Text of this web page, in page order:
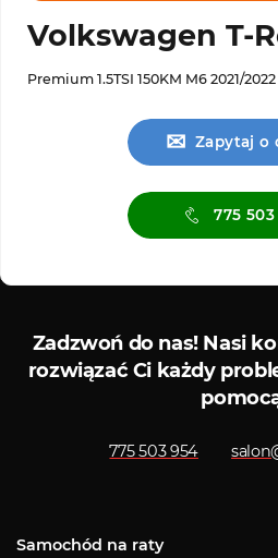
Volkswagen T-
Premium 1.5TSI 150KM M6 2021/
✉ Zapytaj o
775
Zadzwoń do nas!Nasi
rozwiązać Ci każdy
775 503 954
Samochód na raty